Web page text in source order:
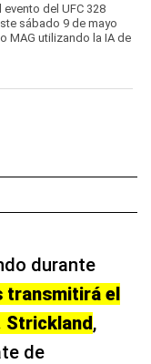
del UFC 328
sábado 9 de mayo
MAG utilizando la IA de
durante
transmitirá el
Strickland,
de